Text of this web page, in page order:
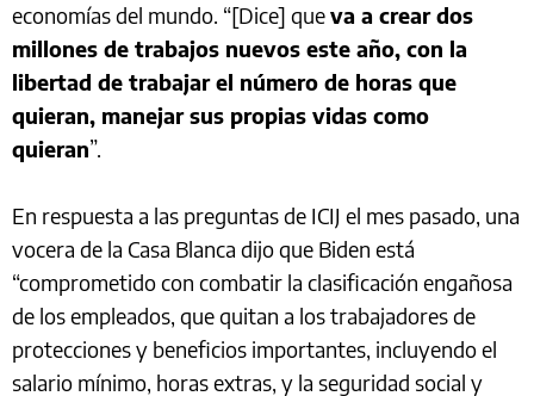
economías del mundo. “[Dice] queva a crear dos
millones de trabajos nuevos este año, con la
libertad de trabajar el número de horas que
quieran, manejar sus propias vidas como
quieran”.
En respuesta a las preguntas de ICIJ el mes pasado, una
vocera de la Casa Blanca dijo que Biden está
“comprometido con combatir la clasificación engañosa
de los empleados, que quitan a los trabajadores de
protecciones y beneficios importantes, incluyendo el
salario mínimo, horas extras, y la seguridad social y